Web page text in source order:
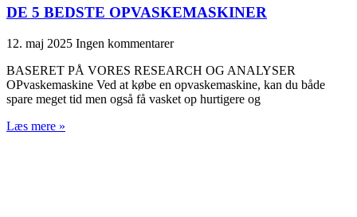
DE 5 BEDSTE OPVASKEMASKINER
12. maj 2025 Ingen kommentarer
BASERET PÅ VORES RESEARCH OG ANALYSER
OPvaskemaskine Ved at købe en opvaskemaskine, kan du både
spare meget tid men også få vasket op hurtigere og
Læs mere »